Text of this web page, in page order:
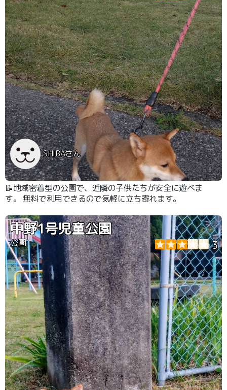
SHIBAさん
📝地域密着型の公園で、近隣の子供たちが安全に遊べま
す。 無料で利用できるので気軽に立ち寄れます。
中野1号児童公園
公園 3